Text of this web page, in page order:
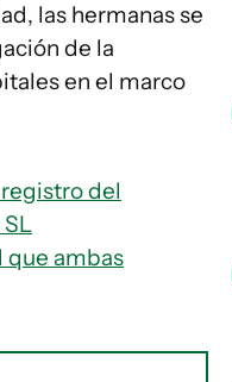
las hermanas se
de la
en el marco
del
ambas